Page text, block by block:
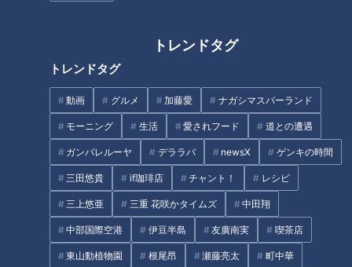
トレンドタグ
トレンドタグ
動画 グルメ 加藤愛 ナガシマスパーランド
モーニング 生活 愛されフード 道との遭遇
ガンバレルーヤ デララバ newsX ゲンキの時間
三田悠貴 if珈琲店 チャント！ レシピ
三上悠亜 三重 花咲かタイムズ 中田翔
中部国際空港 伊豆半島 友廣南実 喫茶店
東山動植物園 根尾昂 瀬藤亮太 町中華
CBCテレビYouTube「みてちょてれび」
永岡アナに「大学生の時はどうだったか？」と聞かれると、渡
辺アナは「当時の記憶はほとんどない。就職氷河期で毎日死に
物狂いだった」と記憶は定かではない様子。早速、映像で確認